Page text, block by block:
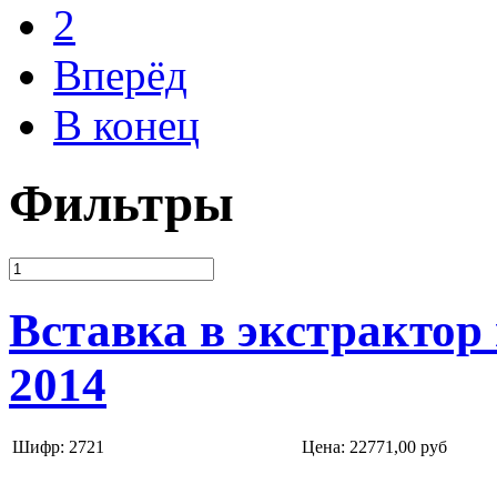
2
Вперёд
В конец
Фильтры
Вставка в
2014
Шифр: 2721 Цена: 22771,00 руб